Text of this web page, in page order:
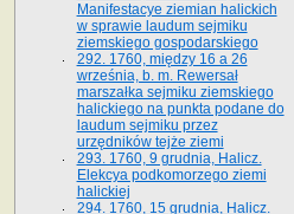
Manifestacye ziemian halickich
w sprawie laudum sejmiku
ziemskiego gospodarskiego
292. 1760, między 16 a 26
września, b. m. Rewersał
marszałka sejmiku ziemskiego
halickiego na punkta podane do
laudum sejmiku przez
urzędników tejże ziemi
293. 1760, 9 grudnia, Halicz.
Elekcya podkomorzego ziemi
halickiej
294. 1760, 15 grudnia, Halicz.